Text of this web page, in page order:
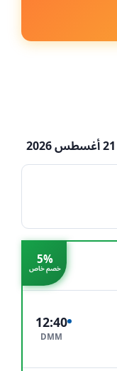
5%
خصم خاص
12:40
DMM